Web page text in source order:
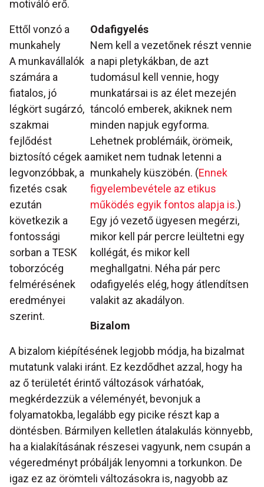
motiváló erő.
Ettől vonzó a
munkahely
A munkavállalók
számára a
fiatalos, jó
légkört sugárzó,
szakmai
fejlődést
biztosító cégek a
legvonzóbbak, a
fizetés csak
ezután
következik a
fontossági
sorban a TESK
toborzócég
felmérésének
eredményei
szerint.
Odafigyelés
Nem kell a vezetőnek részt vennie
a napi pletykákban, de azt
tudomásul kell vennie, hogy
munkatársai is az élet mezején
táncoló emberek, akiknek nem
minden napjuk egyforma.
Lehetnek problémáik, örömeik,
amiket nem tudnak letenni a
munkahely küszöbén. (Ennek
figyelembevétele az etikus
működés egyik fontos alapja is.)
Egy jó vezető ügyesen megérzi,
mikor kell pár percre leültetni egy
kollégát, és mikor kell
meghallgatni. Néha pár perc
odafigyelés elég, hogy átlendítsen
valakit az akadályon.
Bizalom
A bizalom kiépítésének legjobb módja, ha bizalmat
mutatunk valaki iránt. Ez kezdődhet azzal, hogy ha
az ő területét érintő változások várhatóak,
megkérdezzük a véleményét, bevonjuk a
folyamatokba, legalább egy picike részt kap a
döntésben. Bármilyen kelletlen átalakulás könnyebb,
ha a kialakításának részesei vagyunk, nem csupán a
végeredményt próbálják lenyomni a torkunkon. De
igaz ez az örömteli változásokra is, nagyobb az